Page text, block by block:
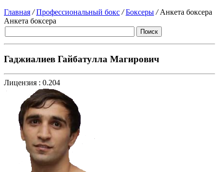
Главная / Профессиональный бокс / Боксеры /Анкета боксера
Анкета боксера
Гаджиалиев Гайбатулла Магирович
Лицензия : 0.204